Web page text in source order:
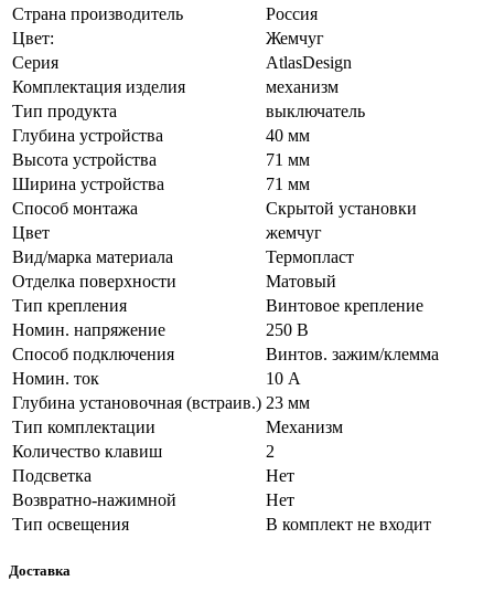
Страна производитель
Россия
Цвет:
Жемчуг
Серия
AtlasDesign
Комплектация изделия
механизм
Тип продукта
выключатель
Глубина устройства
40 мм
Высота устройства
71 мм
Ширина устройства
71 мм
Способ монтажа
Скрытой установки
Цвет
жемчуг
Вид/марка материала
Термопласт
Отделка поверхности
Матовый
Тип крепления
Винтовое крепление
Номин. напряжение
250 В
Способ подключения
Винтов. зажим/клемма
Номин. ток
10 А
Глубина установочная (встраив.) 23 мм
Тип комплектации
Механизм
Количество клавиш
2
Подсветка
Нет
Возвратно-нажимной
Нет
Тип освещения
В комплект не входит
Доставка